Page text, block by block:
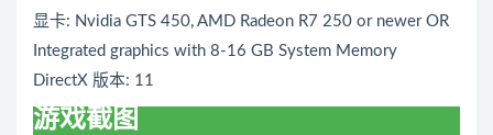
显卡: Nvidia GTS 450, AMD Radeon R7 250 or newer OR
Integrated graphics with 8-16 GB System Memory
DirectX 版本: 11
游戏截图